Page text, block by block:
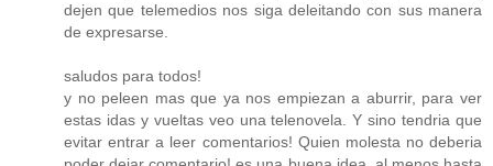
dejen que telemedios nos siga deleitando con sus manera
de expresarse.
saludos para todos!
y no peleen mas que ya nos empiezan a aburrir, para ver
estas idas y vueltas veo una telenovela. Y sino tendria que
evitar entrar a leer comentarios! Quien molesta no deberia